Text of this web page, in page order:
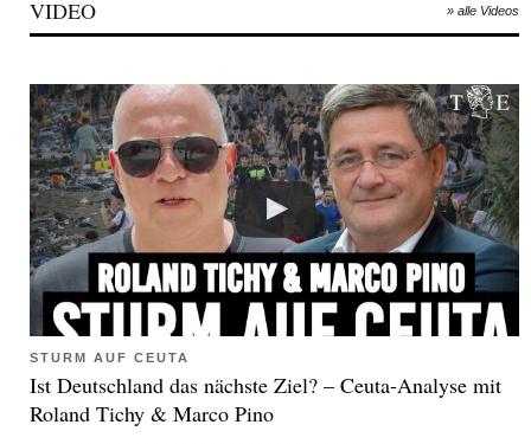
VIDEO » alle Videos
STURM AUF CEUTA
Ist Deutschland das nächste Ziel? – Ceuta-Analyse mit
Roland Tichy & Marco Pino